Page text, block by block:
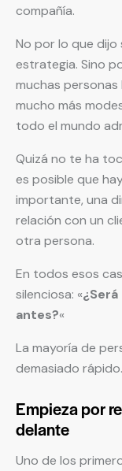
compañía.
No por lo que
estrategia. Sino
muchas personas
mucho más
todo el mundo
Quizá no te ha
es posible que
importante, una
relación con un
otra persona.
En todos esos
silenciosa: «
antes?«
La mayoría de
demasiado
Empieza por
delante
Uno de los